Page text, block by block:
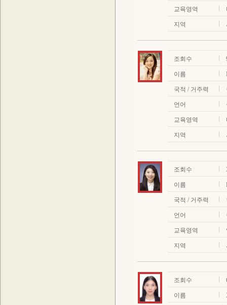
교육영역
지역
조회수
이름
국적 / 거주력
언어
교육영역
지역
조회수
이름
국적 / 거주력
언어
교육영역
지역
조회수
이름